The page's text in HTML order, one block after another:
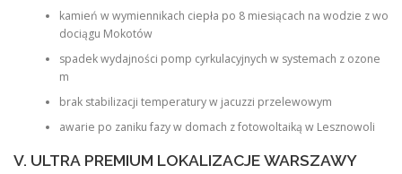
kamień w wymiennikach ciepła po 8 miesiącach na wodzie z wo
dociągu Mokotów
spadek wydajności pomp cyrkulacyjnych w systemach z ozone
m
brak stabilizacji temperatury w jacuzzi przelewowym
awarie po zaniku fazy w domach z fotowoltaiką w Lesznowoli
V. ULTRA PREMIUM LOKALIZACJE WARSZAWY